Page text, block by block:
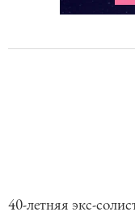
40-летняя экс-